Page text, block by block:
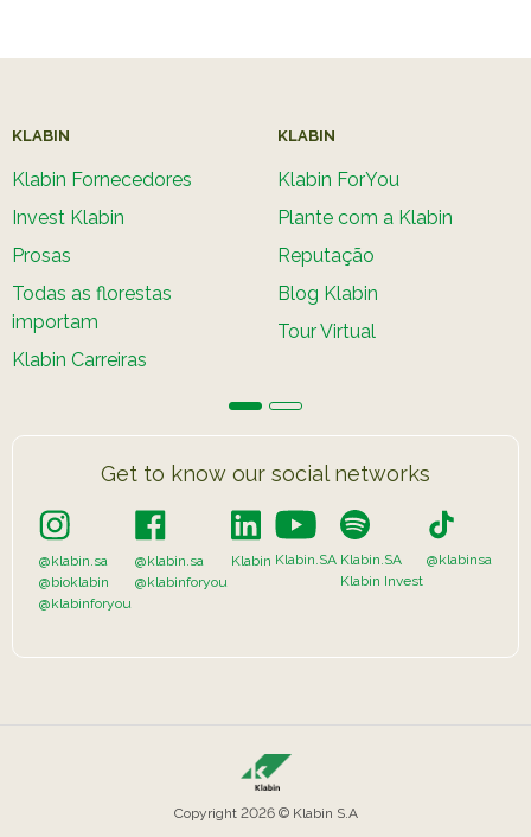
KLABIN
Klabin Fornecedores
Invest Klabin
Prosas
Todas as florestas
importam
Klabin Carreiras
KLABIN
Klabin ForYou
Plante com a Klabin
Reputação
Blog Klabin
Tour Virtual
Get to know our social networks
@klabin.sa
@bioklabin
@klabinforyou
@klabin.sa
@klabinforyou
Klabin Klabin.SA Klabin.SA
Klabin Invest
@klabinsa
Copyright 2026 © Klabin S.A